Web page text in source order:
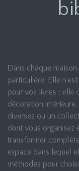
Dans chaque
particulière. Elle
pour vos livres ; elle
décoration
diverses ou un
dont vous organisez
transformer
espace dans lequel
méthodes pour